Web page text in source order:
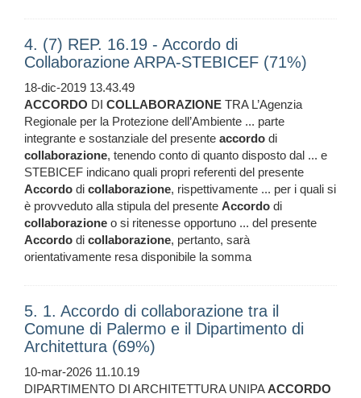
4. (7) REP. 16.19 - Accordo di
Collaborazione ARPA-STEBICEF (71%)
18-dic-2019 13.43.49
ACCORDO DI COLLABORAZIONE TRA L’Agenzia
Regionale per la Protezione dell’Ambiente ... parte
integrante e sostanziale del presente accordo di
collaborazione, tenendo conto di quanto disposto dal ... e
STEBICEF indicano quali propri referenti del presente
Accordo di collaborazione, rispettivamente ... per i quali si
è provveduto alla stipula del presente Accordo di
collaborazione o si ritenesse opportuno ... del presente
Accordo di collaborazione, pertanto, sarà
orientativamente resa disponibile la somma
5. 1. Accordo di collaborazione tra il
Comune di Palermo e il Dipartimento di
Architettura (69%)
10-mar-2026 11.10.19
DIPARTIMENTO DI ARCHITETTURA UNIPAACCORDO